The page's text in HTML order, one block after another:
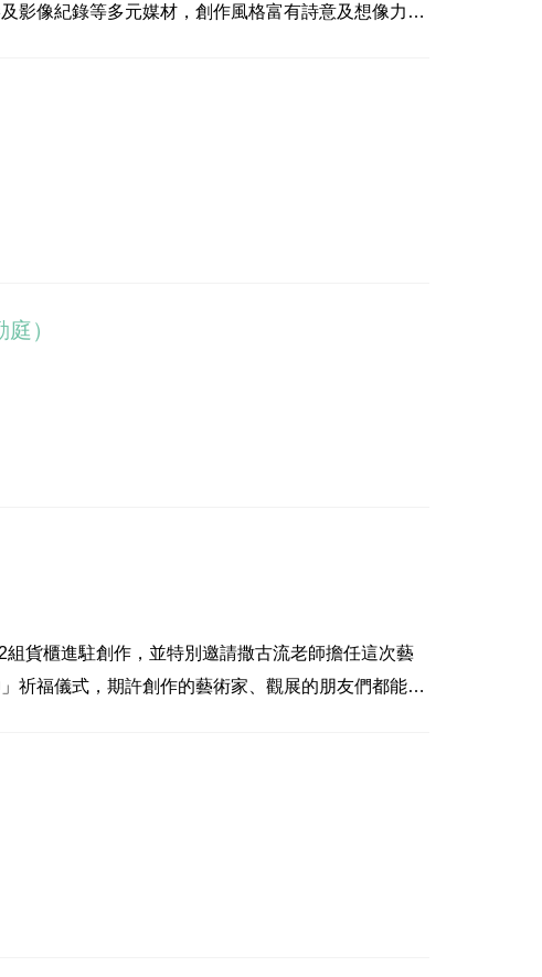
影像紀錄等多元媒材，創作風格富有詩意及想像力，
）
貨櫃進駐創作，並特別邀請撒古流老師擔任這次藝
祈福儀式，期許創作的藝術家、觀展的朋友們都能平